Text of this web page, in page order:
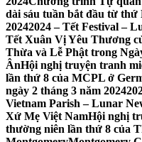
dài sáu tuần bắt đầu từ thứ
20242024 – Tết Festival –
Tết Xuân Vị Yêu Thương
Thừa và Lễ Phật trong
ÂnHội nghị truyện tranh
lần thứ 8 của MCPL ở
ngày 2 tháng 3 năm 2024
Vietnam Parish – Lunar
Xứ Mẹ Việt NamHội nghị
thường niên lần thứ 8 của